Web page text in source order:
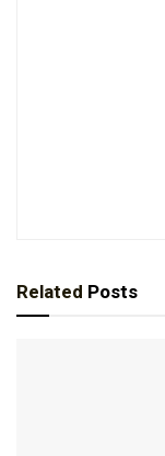
Related Posts